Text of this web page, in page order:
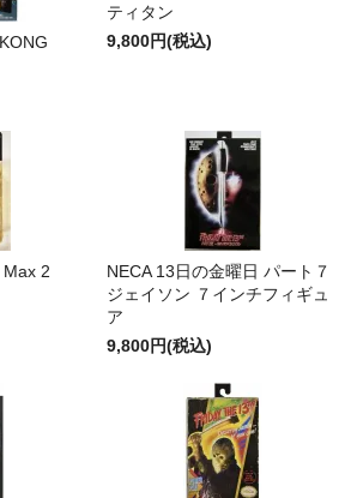
ティタン
9,800円(税込)
2
NECA 13日の金曜日 パート７
ジェイソン ７インチフィギュ
ア
9,800円(税込)